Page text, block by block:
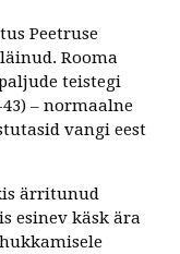
Peetruse
Rooma
teistegi
– normaalne
vangi eest
ärritunud
esinev käsk ära